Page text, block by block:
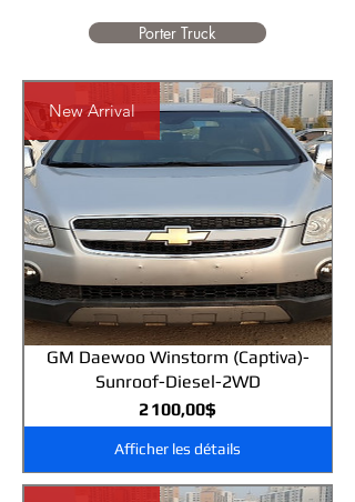
Porter Truck
New Arrival
GM Daewoo Winstorm (Captiva)-
Sunroof-Diesel-2WD
2 100,00$Prix
Afficher les détails